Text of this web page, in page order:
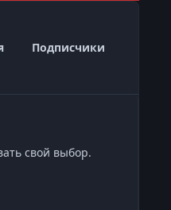
Подписчики
свой выбор.